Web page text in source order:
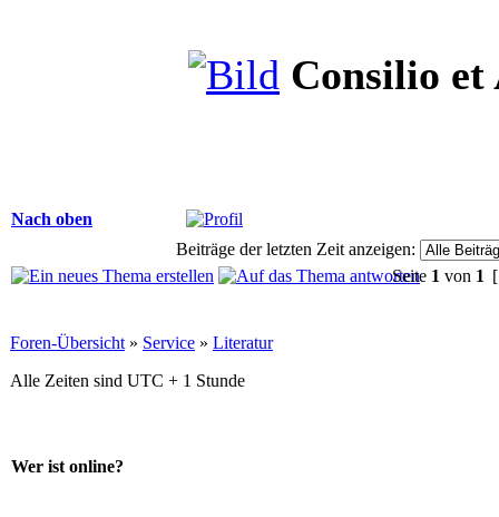
Consilio et
Nach oben
Beiträge der letzten Zeit anzeigen:
Seite 1 von 1
Foren-Übersicht » Service » Literatur
Alle Zeiten sind UTC + 1 Stunde
Wer ist online?